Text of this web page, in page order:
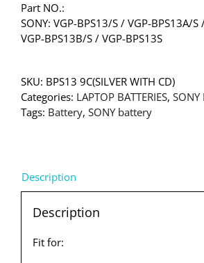
Part NO.:
SONY: VGP-BPS13/S / VGP-BPS13A/S
VGP-BPS13B/S / VGP-BPS13S
SKU: BPS13 9C(SILVER WITH CD)
Categories: LAPTOP BATTERIES,
Tags: Battery, SONY battery
Description
Description
Fit for: